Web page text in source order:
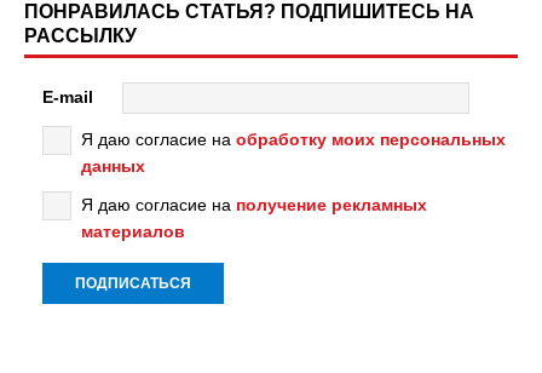
ПОНРАВИЛАСЬ СТАТЬЯ? ПОДПИШИТЕСЬ НА
РАССЫЛКУ
E-mail
Я даю согласие на обработку моих персональных
данных
Я даю согласие на получение рекламных
материалов